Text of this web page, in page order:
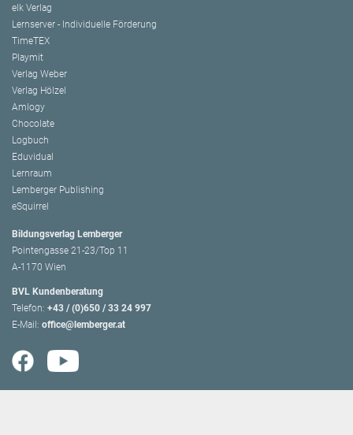
elk Verlag
Lernserver - Individuelle Förderung
TimeTEX
Playmit
Verlag Weber
Verlag Hölzel
Amlogy
Chocolate
Logbuch
Eduvidual
Lernraum
Lemberger Publishing
eSquirrel
Bildungsverlag Lemberger
Pointengasse 21-23/Top 11
A-1170 Wien
BVL Kundenberatung
Telefon: +43 / (0)650 / 33 24 997
E-Mail: office@lemberger.at